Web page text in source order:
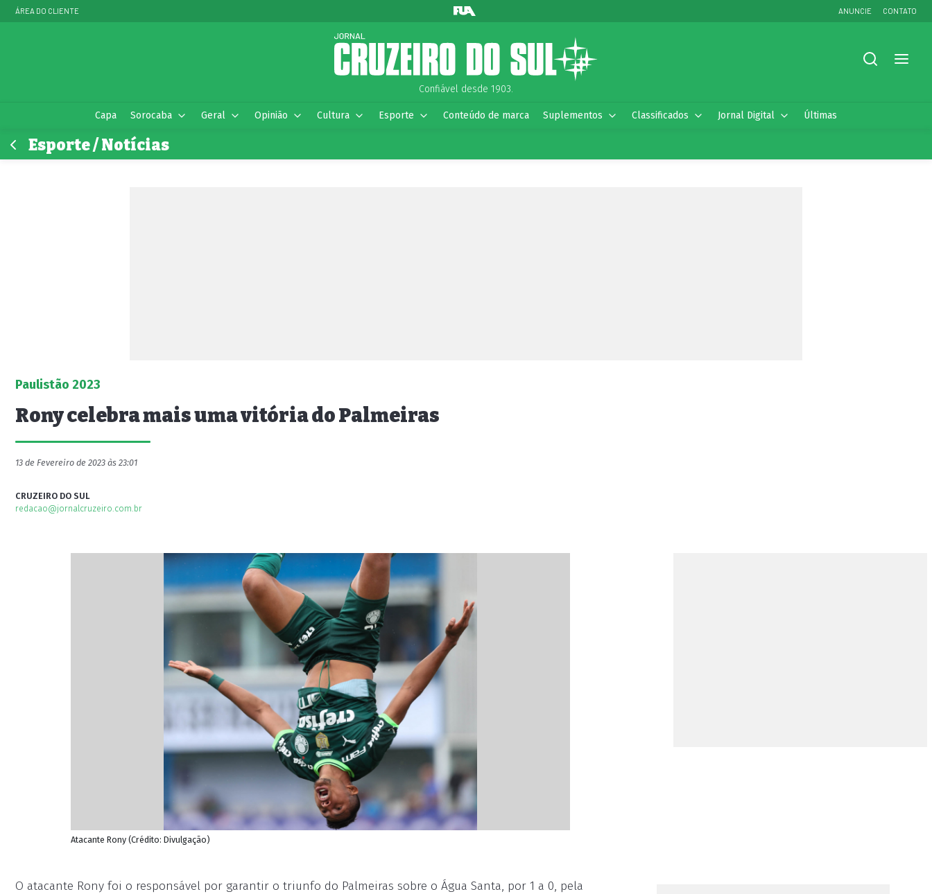
ÁREA DO CLIENTE ANUNCIE CONTATO
Confiável desde 1903.
Capa Sorocaba Geral Opinião Cultura Esporte Conteúdo de marca Suplementos Classificados Jornal Digital Últimas
Esporte / Notícias
Paulistão 2023
Rony celebra mais uma vitória do Palmeiras
13 de Fevereiro de 2023 às 23:01
CRUZEIRO DO SUL
redacao@jornalcruzeiro.com.br
Atacante Rony (Crédito: Divulgação)
O atacante Rony foi o responsável por garantir o triunfo do Palmeiras sobre o Água Santa, por 1 a 0, pela